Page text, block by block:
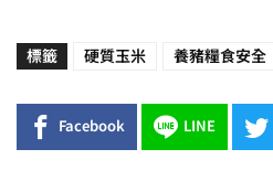
標籤 硬質玉米 養豬糧食安全
Facebook LINE